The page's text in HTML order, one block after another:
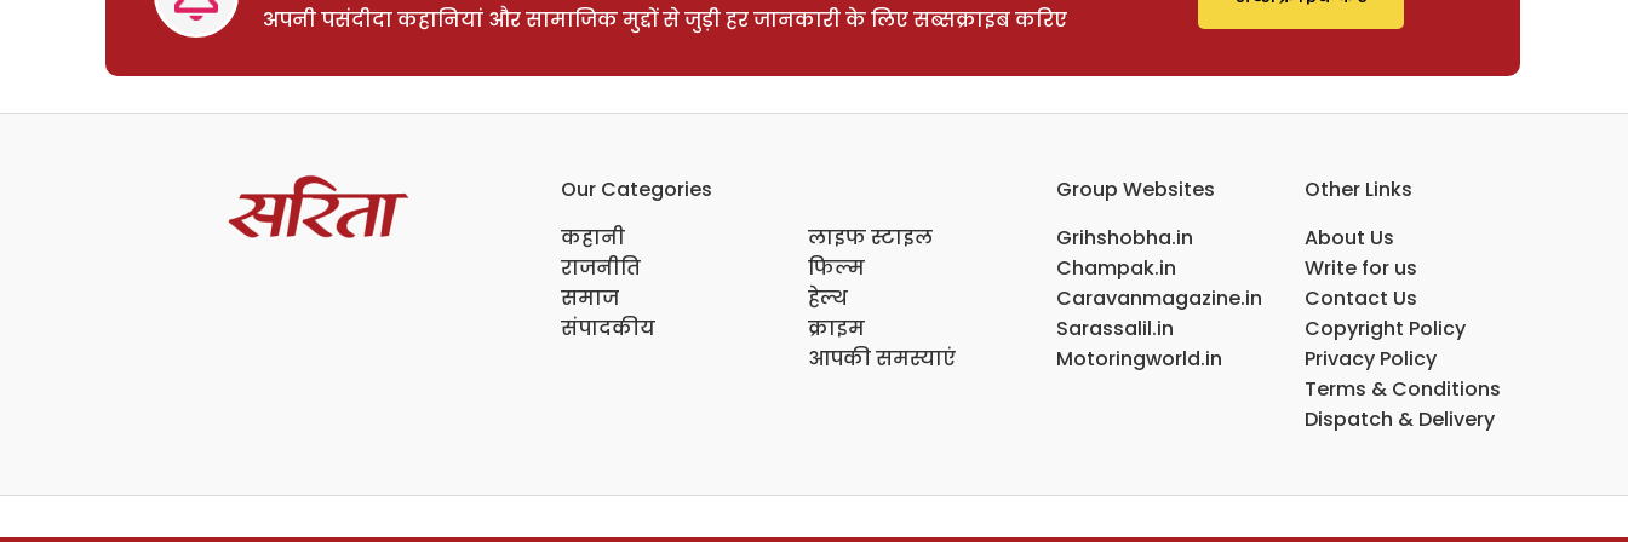
अपनी पसंदीदा कहानियां और सामाजिक मुद्दों से जुड़ी हर जानकारी के लिए सब्सक्राइब करिए
Our Categories
कहानी
राजनीति
समाज
संपादकीय
लाइफ स्टाइल
फिल्म
हेल्थ
क्राइम
आपकी समस्याएं
Group Websites
Grihshobha.in
Champak.in
Caravanmagazine.in
Sarassalil.in
Motoringworld.in
Other Links
About Us
Write for us
Contact Us
Copyright Policy
Privacy Policy
Terms & Conditions
Dispatch & Delivery